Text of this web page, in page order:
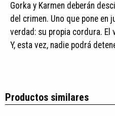
Gorka y Karmen deberán
del crimen. Uno que pone en
verdad: su propia cordura. El
Y, esta vez, nadie podrá
Productos similares